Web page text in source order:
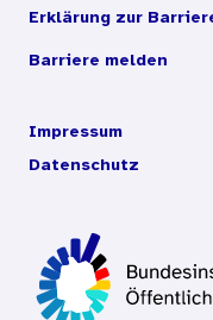
Erklärung zur
Barriere melden
Impressum
Datenschutz